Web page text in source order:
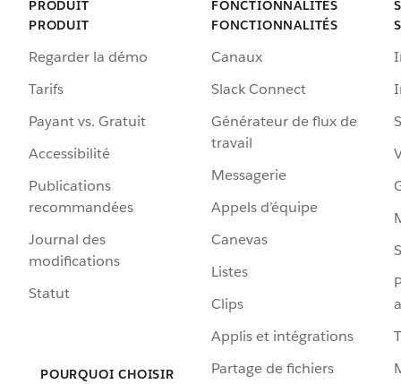
PRODUIT
PRODUIT
Regarder la démo
Tarifs
Payant vs. Gratuit
Accessibilité
Publications
recommandées
Journal des
modifications
Statut
POURQUOI CHOISIR
FONCTIONNALITÉS
FONCTIONNALITÉS
Canaux
Slack Connect
Générateur de flux de
travail
Messagerie
Appels d’équipe
Canevas
Listes
Clips
Applis et intégrations
Partage de fichiers